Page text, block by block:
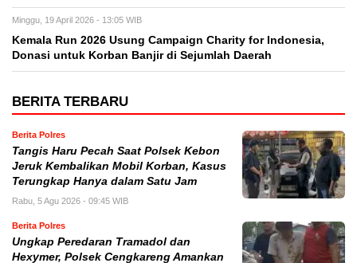
Minggu, 19 April 2026 - 13:05 WIB
Kemala Run 2026 Usung Campaign Charity for Indonesia,
Donasi untuk Korban Banjir di Sejumlah Daerah
BERITA TERBARU
Berita Polres
Tangis Haru Pecah Saat Polsek Kebon
Jeruk Kembalikan Mobil Korban, Kasus
Terungkap Hanya dalam Satu Jam
Rabu, 5 Agu 2026 - 09:45 WIB
Berita Polres
Ungkap Peredaran Tramadol dan
Hexymer, Polsek Cengkareng Amankan